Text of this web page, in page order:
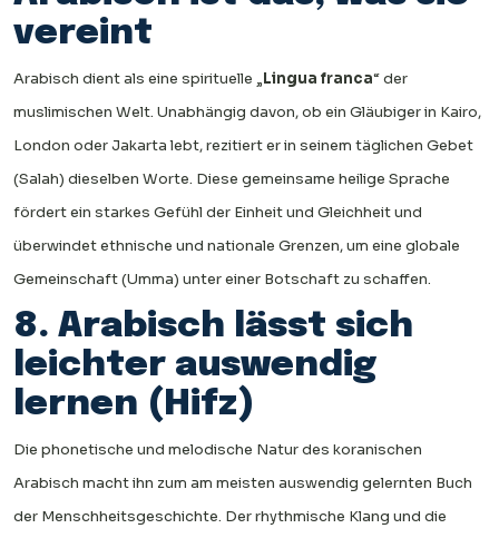
vereint
Arabisch dient als eine spirituelle „Lingua franca“ der
muslimischen Welt. Unabhängig davon, ob ein Gläubiger in Kairo,
London oder Jakarta lebt, rezitiert er in seinem täglichen Gebet
(Salah) dieselben Worte. Diese gemeinsame heilige Sprache
fördert ein starkes Gefühl der Einheit und Gleichheit und
überwindet ethnische und nationale Grenzen, um eine globale
Gemeinschaft (Umma) unter einer Botschaft zu schaffen.
8. Arabisch lässt sich
leichter auswendig
lernen (Hifz)
Die phonetische und melodische Natur des koranischen
Arabisch macht ihn zum am meisten auswendig gelernten Buch
der Menschheitsgeschichte. Der rhythmische Klang und die